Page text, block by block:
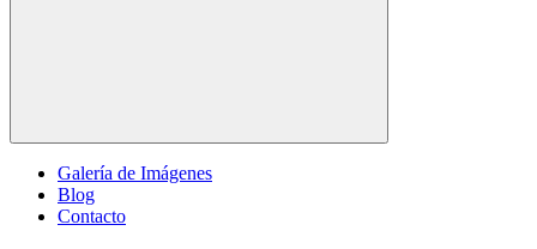
Galería de Imágenes
Blog
Contacto